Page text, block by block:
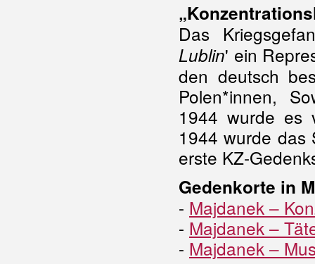
Das
Lublin' ein
den deutsch
Polen*innen,
1944 wurde es
1944 wurde das
erste KZ-
Gedenkorte in
- Majdanek –
- Majdanek –
- Majdanek –